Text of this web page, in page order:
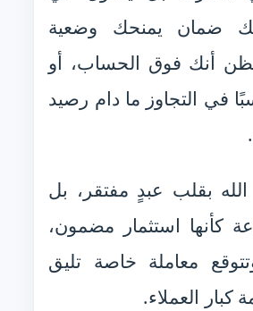
ضمان يمنحك وضعية
أنك فوق الحساب، أو
في التجاوز ما دام رصيد
الله بقلب عبدٍ مفتقر، بل
كأنها استثمار مضمون،
معاملة خاصة تليق
كبار العملاء.